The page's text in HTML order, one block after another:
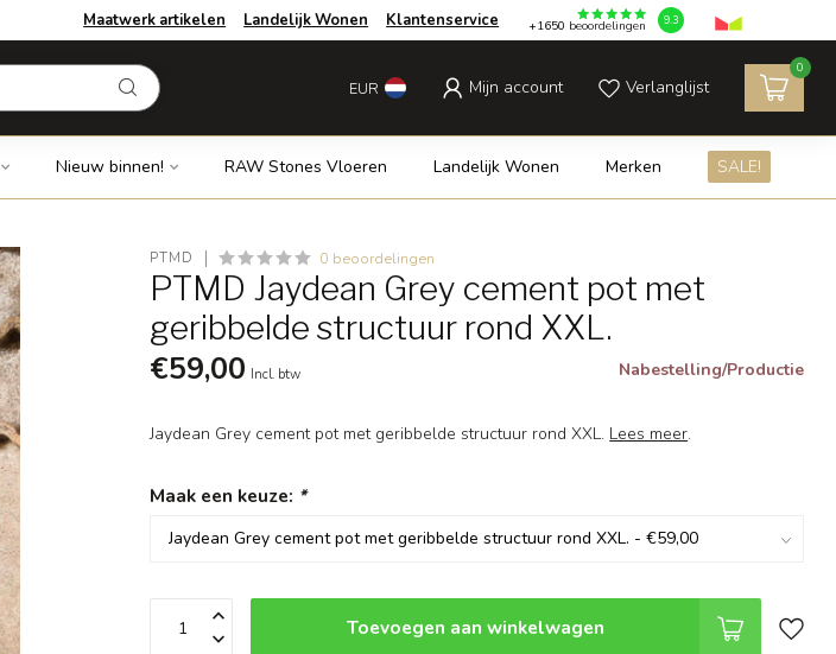
Maatwerk artikelen Landelijk Wonen Klantenservice +1650 beoordelingen 9.3
EUR Mijn account Verlanglijst
0
Nieuw binnen! RAW Stones Vloeren Landelijk Wonen Merken SALE!
PTMD 0 beoordelingen
PTMD Jaydean Grey cement pot met
geribbelde structuur rond XXL.
€59,00 Incl. btw Nabestelling/Productie
Jaydean Grey cement pot met geribbelde structuur rond XXL. Lees meer.
Maak een keuze: *
Toevoegen aan winkelwagen